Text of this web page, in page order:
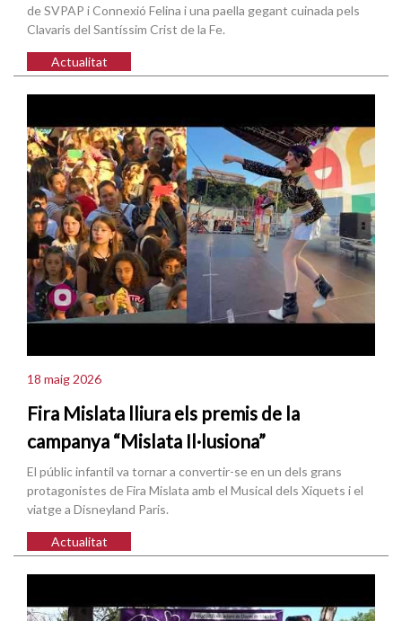
de SVPAP i Connexió Felina i una paella gegant cuinada pels
Clavaris del Santíssim Crist de la Fe.
Actualitat
18 maig 2026
Fira Mislata lliura els premis de la
campanya “Mislata Il·lusiona”
El públic infantil va tornar a convertir-se en un dels grans
protagonistes de Fira Mislata amb el Musical dels Xiquets i el
viatge a Disneyland Paris.
Actualitat